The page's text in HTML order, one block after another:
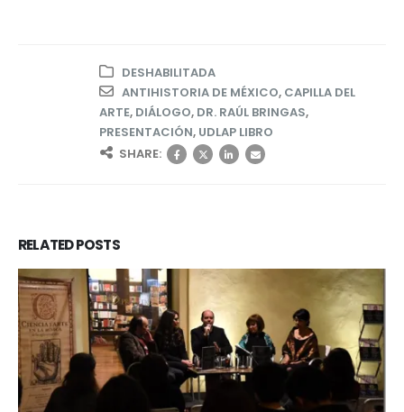
DESHABILITADA
ANTIHISTORIA DE MÉXICO, CAPILLA DEL
ARTE, DIÁLOGO, DR. RAÚL BRINGAS,
PRESENTACIÓN, UDLAP LIBRO
SHARE:
RELATEDPOSTS